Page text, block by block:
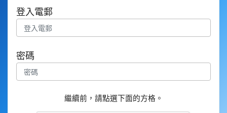
登入電郵
密碼
繼續前，請點選下面的方格。